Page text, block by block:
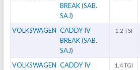
BREAK (SAB.
SAJ)
VOLKSWAGEN CADDY IV
BREAK (SAB.
SAJ)
1.2 TSI
VOLKSWAGEN CADDY IV
1.4 TGI